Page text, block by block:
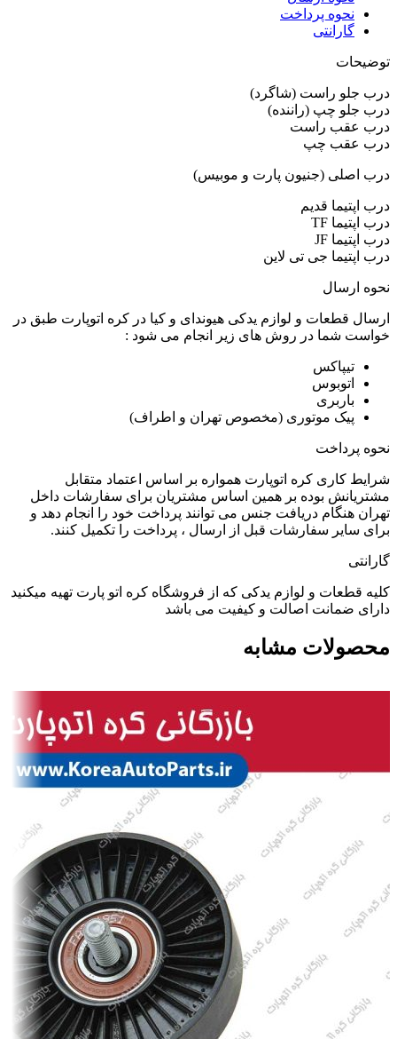
نحوه پرداخت
گارانتی
توضیحات
درب جلو راست (شاگرد)
درب جلو چپ (راننده)
درب عقب راست
درب عقب چپ
درب اصلی (جنیون پارت و موبیس)
درب اپتیما قدیم
درب اپتیما TF
درب اپتیما JF
درب اپتیما جی تی لاین
نحوه ارسال
ارسال قطعات و لوازم یدکی هیوندای و کیا در کره اتوپارت طبق در
خواست شما در روش های زیر انجام می شود :
تیپاکس
اتوبوس
باربری
پیک موتوری (مخصوص تهران و اطراف)
نحوه پرداخت
شرایط کاری کره اتوپارت همواره بر اساس اعتماد متقابل
مشتریانش بوده بر همین اساس مشتریان برای سفارشات داخل
تهران هنگام دریافت جنس می توانند پرداخت خود را انجام دهد و
برای سایر سفارشات قبل از ارسال ، پرداخت را تکمیل کنند.
گارانتی
کلیه قطعات و لوازم یدکی که از فروشگاه کره اتو پارت تهیه میکنید
دارای ضمانت اصالت و کیفیت می باشد
محصولات مشابه